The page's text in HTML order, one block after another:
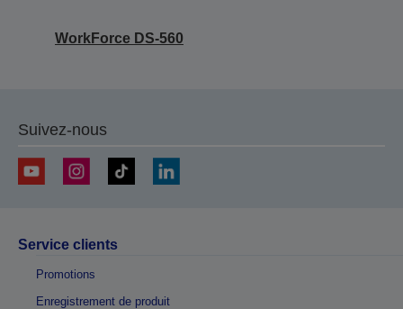
WorkForce DS-560
Suivez-nous
Service clients
Promotions
Enregistrement de produit